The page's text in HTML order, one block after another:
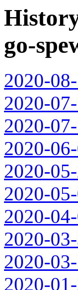
go-
2020-
2020-
2020-
2020-
2020-
2020-
2020-
2020-
2020-
2020-